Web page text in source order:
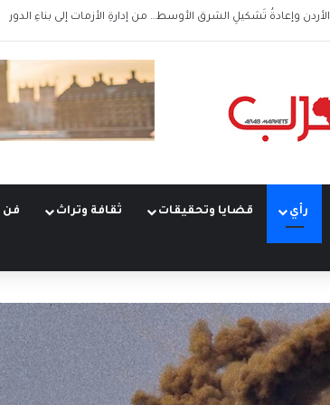
أَمنُ الخليج في زمنِ التحوُّلات الكبرى (5 من 5)
رأي قضايا وتحقيقات ثقافة وتراث فن